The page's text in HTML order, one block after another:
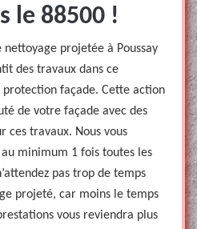
le 88500 !
projetée à Poussay
des travaux dans ce
façade. Cette action
de votre façade avec des
ces travaux. Nous vous
minimum 1 fois toutes les
pas trop de temps
projeté, car moins le temps
vous reviendra plus